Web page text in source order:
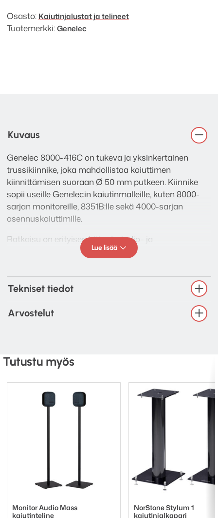
Osasto: Kaiutinjalustat ja telineet
Tuotemerkki:Genelec
Kuvaus
Genelec 8000-416C on tukeva ja yksinkertainen
trussikiinnike, joka mahdollistaa kaiuttimen
kiinnittämisen suoraan Ø 50 mm putkeen. Kiinnike
sopii useille Genelecin kaiutinmalleille, kuten 8000-
sarjan monitoreille, 8351B:lle sekä 4000-sarjan
asennuskaiuttimille.
Ratkaisu on erityisen kätevä studio- ja
asennuskohteissa, joissa kaiutin halutaan sijoittaa
lisätelineitä. Kiinnitys on tukeva, helppo asentaa ja
pitää kaiuttimen tarkasti paikallaan – ihanteellinen
valinta ammattimaisiin monitorointi- ja
asennusympäristöihin.
Lue lisää
Tekniset tiedot
Arvostelut
Tutustu myös
Monitor Audio Mass
kaiutinteline
NorStone Stylum 1
kaiutinjalkapari